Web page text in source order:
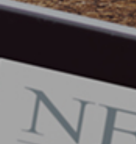
납세의
국무총리
표창